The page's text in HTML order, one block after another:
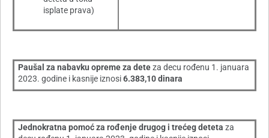
isplate prava)
Paušal za nabavku opreme za deteza decu rođenu 1. januara
2023. godine i kasnije iznosi6.383,10 dinara
Jednokratna pomoć za rođenje drugog i trećeg deteta za